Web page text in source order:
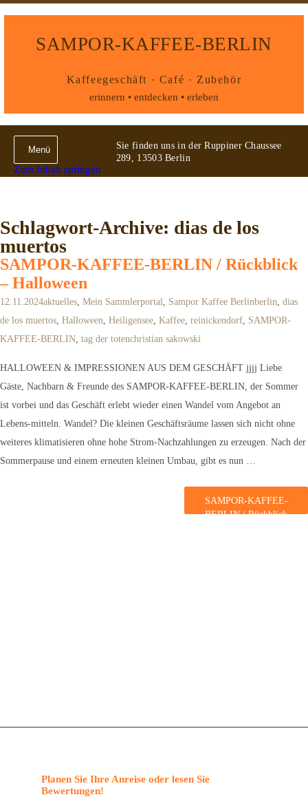
SAMPOR-KAFFEE-BERLIN
Kaffeegeschäft · Café · Zubehör
erinnern • entdecken • erleben
Menü
Zum Inhalt springen
Sie finden uns in der Ruppiner Chaussee
289, 13503 Berlin
Schlagwort-Archive: dias de los
muertos
SAMPOR-KAFFEE-BERLIN / Rückblick
– Halloween
12.11.2024aktuelles, Mein Sammlerportal, Sampor Kaffee Berlinberlin, dias
de los muertos, Halloween, Heiligensee, Kaffee, reinickendorf, SAMPOR-
KAFFEE-BERLIN, tag der totenchristian sakowski
HALLOWEEN & IMPRESSIONEN AUS DEM GESCHÄFT jjjj Liebe
Gäste, Nachbarn & Freunde des SAMPOR-KAFFEE-BERLIN, der Sommer
ist vorbei und das Geschäft erlebt wieder einen Wandel vom Angebot an
Lebens-mitteln. Wandel? Die kleinen Geschäftsräume lassen sich nicht ohne
weiteres klimatisieren ohne hohe Strom-Nachzahlungen zu erzeugen. Nach der
Sommerpause und einem erneuten kleinen Umbau, gibt es nun …
SAMPOR-KAFFEE-
BERLIN / Rückblick
Planen Sie Ihre Anreise oder lesen Sie
Bewertungen!